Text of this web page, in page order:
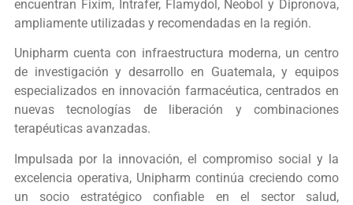
encuentran Fixim, Intrafer, Flamydol, Neobol y Dipronova,
ampliamente utilizadas y recomendadas en la región.
Unipharm cuenta con infraestructura moderna, un centro
de investigación y desarrollo en Guatemala, y equipos
especializados en innovación farmacéutica, centrados en
nuevas tecnologías de liberación y combinaciones
terapéuticas avanzadas.
Impulsada por la innovación, el compromiso social y la
excelencia operativa, Unipharm continúa creciendo como
un socio estratégico confiable en el sector salud,